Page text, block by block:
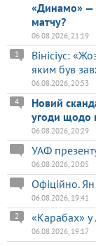
«Динамо» —
матчу?
06.08.2026, 21:19
Вінісіус:
яким був
1
06.08.2026, 20:53
Новий
угоди щодо
4
06.08.2026, 20:29
УАФ
06.08.2026, 20:05
Офіційно.
06.08.2026, 19:41
«Карабах» у
2
06.08.2026, 19:17